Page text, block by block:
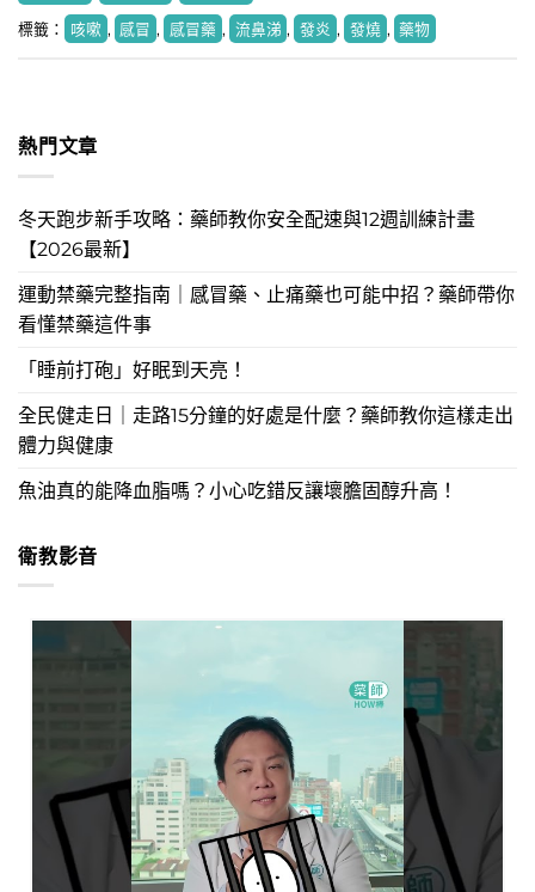
標籤： 咳嗽 , 感冒 , 感冒藥 , 流鼻涕 , 發炎 , 發燒 , 藥物
熱門文章
冬天跑步新手攻略：藥師教你安全配速與12週訓練計畫
【2026最新】
運動禁藥完整指南｜感冒藥、止痛藥也可能中招？藥師帶你
看懂禁藥這件事
「睡前打砲」好眠到天亮！
全民健走日｜走路15分鐘的好處是什麼？藥師教你這樣走出
體力與健康
魚油真的能降血脂嗎？小心吃錯反讓壞膽固醇升高！
衛教影音